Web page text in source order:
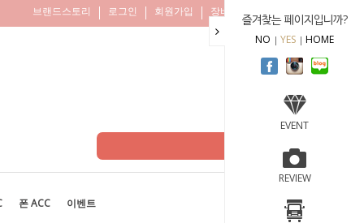
즐겨찾는 페이지입니까?
NO YES HOME
EVENT
REVIEW
브랜드스토리 로그인 회원가입 장바구니
폰 ACC 이벤트